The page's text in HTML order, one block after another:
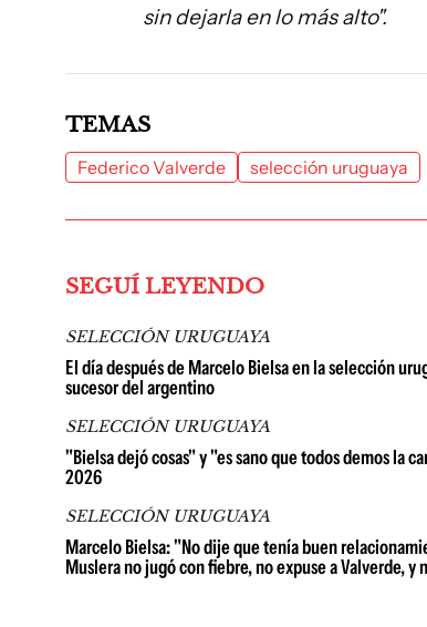
sin dejarla en lo más alto".
TEMAS
Federico Valverde selección uruguaya
SEGUÍ LEYENDO
SELECCIÓN URUGUAYA
El día después de Marcelo Bielsa en la selección
sucesor del argentino
SELECCIÓN URUGUAYA
"Bielsa dejó cosas" y "es sano que todos demos la
2026
SELECCIÓN URUGUAYA
Marcelo Bielsa: "No dije que tenía buen
Muslera no jugó con fiebre, no expuse a Valverde,